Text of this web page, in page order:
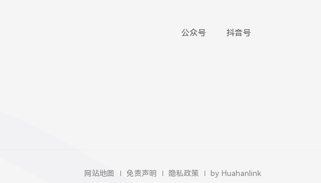
公众号
抖音号
网站地图 免责声明 隐私政策 by Huahanlink